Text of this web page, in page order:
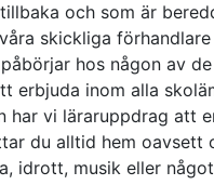
och som är
skickliga
hos någon av
erbjuda inom alla
har vi läraruppdrag att
du alltid hem oavsett
idrott, musik eller